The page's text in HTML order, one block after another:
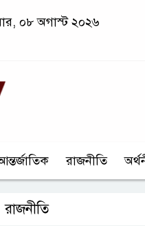
০৮ অগাস্ট ২০২৬
রাজনীতি